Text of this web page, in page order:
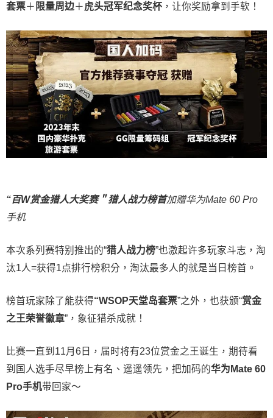
套票＋ 限量周边＋虎头冠军纪念奖杯 ，让你奖励拿到手软！
“百W赏金猎人大奖赛＂猎人战力榜首加赠华为Mate 60 Pro
手机
本次系列赛特别推出的“猎人战力榜”也激起许多玩家斗志，淘
汰1人=获得1点排行榜积分，淘汰最多人的就是当日榜首。
榜首玩家除了能获得“WSOP天堂岛套票”之外，也获颁“赏金
之王荣誉徽章”，象征猎杀成就！
比赛一直到11月6日，届时将有23位赏金之王诞生，期待看
到国人选手尽早榜上有名、遥遥领先，把加码的华为Mate 60
Pro手机带回家～